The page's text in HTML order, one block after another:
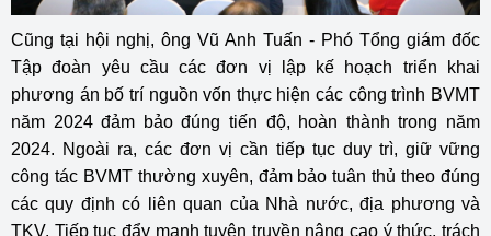
Cũng tại hội nghị, ông Vũ Anh Tuấn - Phó Tổng giám đốc
Tập đoàn yêu cầu các đơn vị lập kế hoạch triển khai
phương án bố trí nguồn vốn thực hiện các công trình BVMT
năm 2024 đảm bảo đúng tiến độ, hoàn thành trong năm
2024. Ngoài ra, các đơn vị cần tiếp tục duy trì, giữ vững
công tác BVMT thường xuyên, đảm bảo tuân thủ theo đúng
các quy định có liên quan của Nhà nước, địa phương và
TKV. Tiếp tục đẩy mạnh tuyên truyền nâng cao ý thức, trách